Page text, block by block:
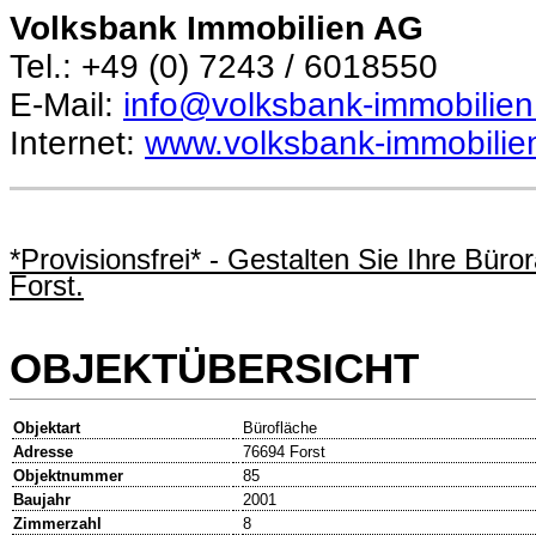
Volksbank Immobilien AG
Tel.: +49 (0) 7243 / 6018550
E-Mail: info@volksbank-
Internet: www.volksbank-
*Provisionsfrei* - Gestalten Sie Ihre
Forst.
OBJEKTÜBERSICHT
Objektart
Bürofläche
Adresse
76694 Forst
Objektnummer
85
Baujahr
2001
Zimmerzahl
8